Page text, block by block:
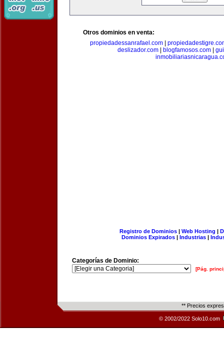
Otros dominios en venta:
propiedadessanrafael.com
deslizador.com| blogfamosos.com|
Registro de Dominios| Web Hosting |
Dominios Expirados | Industrias |
Categorías de Dominio:
[Pág.
** Precios
© 2002/2022 Solo10.com